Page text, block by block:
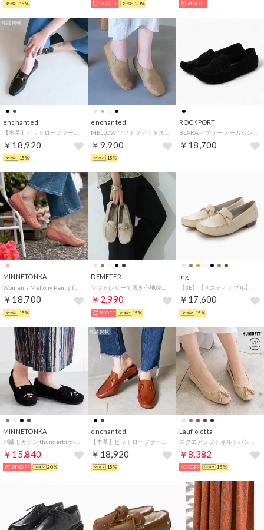
15% 22%OFF 20% 41%OFF
enchanted
￥18,920
雑誌掲載
15%
enchanted
￥9,900
15%
ROCKPORT
￥18,700
MINNETONKA
￥18,700
15%
DEMETER
￥2,990
8%OFF 15%
ing
￥17,600
15%
MINNETONKA
￥15,840
24%OFF 20%
enchanted
￥18,920
雑誌掲載
15%
Lauf oletta
￥8,382
40%OFF 15%